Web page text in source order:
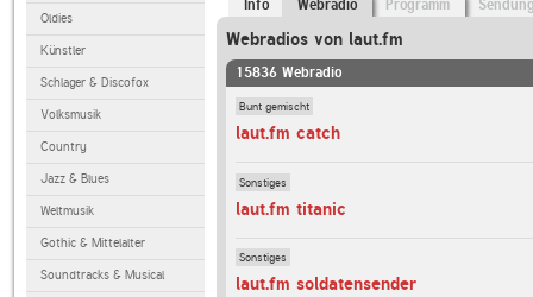
Oldies
Künstler
Schlager & Discofox
Volksmusik
Country
Jazz & Blues
Weltmusik
Gothic & Mittelalter
Soundtracks & Musical
Info Webradio Programm
Webradios von laut.fm
15836 Webradio
Bunt gemischt
laut.fm catch
Sonstiges
laut.fm titanic
Sonstiges
laut.fm soldatensender